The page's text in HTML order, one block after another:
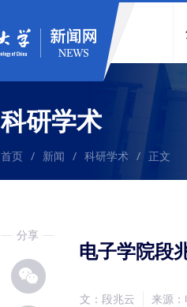
科研学术
首页 / 新闻 / 科研学术 / 正文
分享
电子学院段
文：段兆云 来源